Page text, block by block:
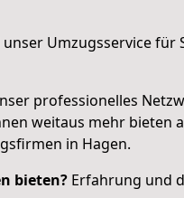
unser Umzugsservice für
professionelles
weitaus mehr bieten
in Hagen.
bieten? Erfahrung und